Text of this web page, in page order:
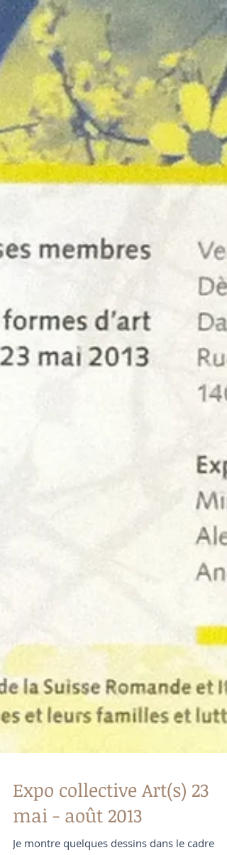
Expo collective Art(s) 23
mai - août 2013